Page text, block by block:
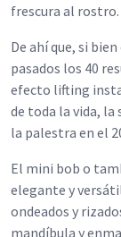
frescura al rostro.
De ahí que, si
pasados los 40
efecto lifting
de toda la vida, la
la palestra en el
El mini bob o
elegante y
ondeados y
mandíbula y